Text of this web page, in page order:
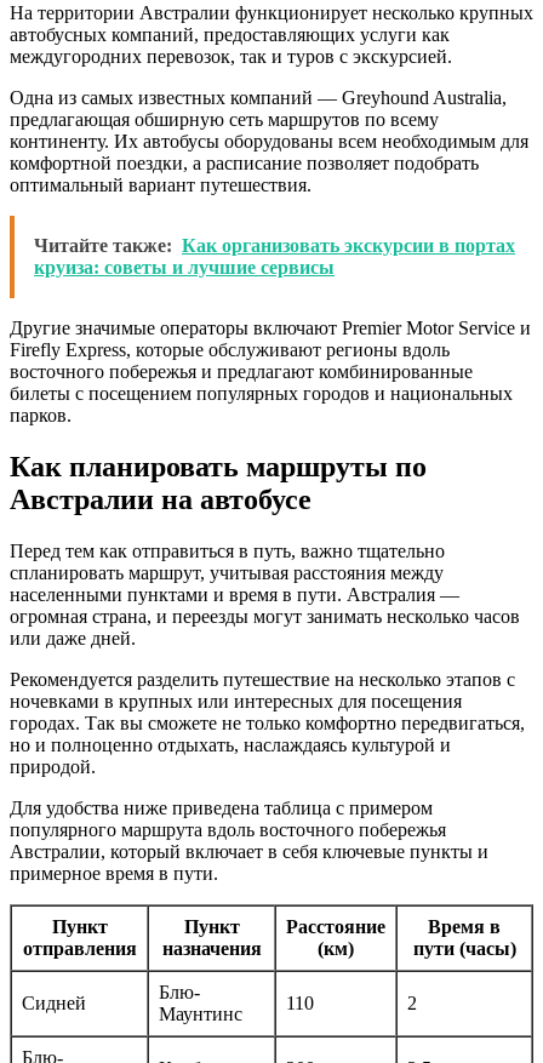
На территории Австралии функционирует несколько крупных
автобусных компаний, предоставляющих услуги как
междугородних перевозок, так и туров с экскурсией.
Одна из самых известных компаний — Greyhound Australia,
предлагающая обширную сеть маршрутов по всему
континенту. Их автобусы оборудованы всем необходимым для
комфортной поездки, а расписание позволяет подобрать
оптимальный вариант путешествия.
Читайте также: Как организовать экскурсии в портах
круиза: советы и лучшие сервисы
Другие значимые операторы включают Premier Motor Service и
Firefly Express, которые обслуживают регионы вдоль
восточного побережья и предлагают комбинированные
билеты с посещением популярных городов и национальных
парков.
Как планировать маршруты по
Австралии на автобусе
Перед тем как отправиться в путь, важно тщательно
спланировать маршрут, учитывая расстояния между
населенными пунктами и время в пути. Австралия —
огромная страна, и переезды могут занимать несколько часов
или даже дней.
Рекомендуется разделить путешествие на несколько этапов с
ночевками в крупных или интересных для посещения
городах. Так вы сможете не только комфортно передвигаться,
но и полноценно отдыхать, наслаждаясь культурой и
природой.
Для удобства ниже приведена таблица с примером
популярного маршрута вдоль восточного побережья
Австралии, который включает в себя ключевые пункты и
примерное время в пути.
Пункт
отправления
Пункт
назначения
Расстояние
(км)
Время в
пути (часы)
Сидней
Блю-
Маунтинс
110 2
Блю-